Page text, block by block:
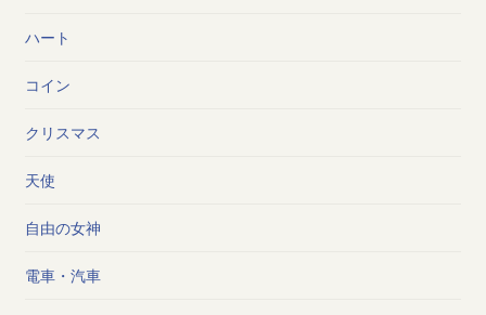
ハート
コイン
クリスマス
天使
自由の女神
電車・汽車